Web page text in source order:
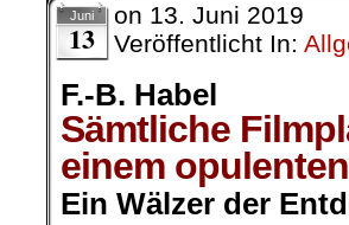
Juni
13
on 13. Juni 2019
Veröffentlicht In:
F.-B. Habel
Sämtliche
einem
Ein Wälzer der